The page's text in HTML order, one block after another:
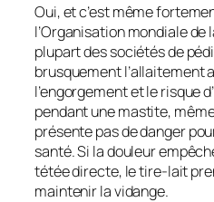
Oui, et c’est même
l’Organisation mondiale de
plupart des sociétés de
brusquement l’allaitement
l’engorgement et le risque
pendant une mastite,
présente pas de danger
santé. Si la douleur
tétée directe, le tire-lait
maintenir la vidange.